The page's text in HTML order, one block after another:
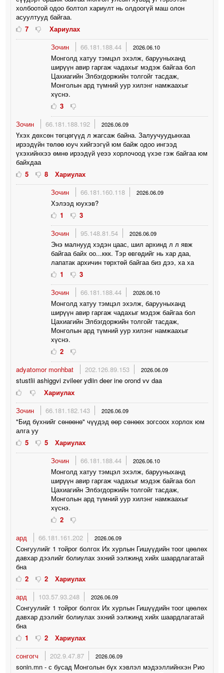
холбоотой одоо болтол хариулт нь олдоогүй маш олон
асуултууд байгаа.
7
Хариулах
Зочин
66.181.188.44 2026.06.10
Монголд хатуу тэмцэл эхэлж, барууныханд
ширүүн авир гаргаж чадахыг мэдэж байгаа бол
Цахиагийн Элбэгдоржийн толгойг тасдаж,
Монголын ард түмний уур хилэнг намжаахыг
хүснэ.
3
Зочин
66.181.188.192 2026.06.09
Үхэх дөхсөн төгцөгүүд л жагсаж байна. Залуучуудынхаа
ирээдүйн төлөө юуч хийгээгүй юм байж одоо ингээд
үхэхийнхээ өмнө ирээдүй үеээ хорлочоод үхэе гэж байгаа юм
байхдаа
5
8
Хариулах
Зочин
66.181.160.118 2026.06.09
Хэлээд юухэв?
1
3
Зочин
95.148.81.54 2026.06.09
Энэ малнууд хэдэн цаас, шил архинд л л явж
байгаа байх оо...ккк. Тэр өвгөдийг нь хар даа,
лапатак архичин төрхтөй байгаа биз дээ, ха ха
1
3
Зочин
66.181.188.44 2026.06.10
Монголд хатуу тэмцэл эхэлж, барууныханд
ширүүн авир гаргаж чадахыг мэдэж байгаа бол
Цахиагийн Элбэгдоржийн толгойг тасдаж,
Монголын ард түмний уур хилэнг намжаахыг
хүснэ.
2
adyatomor monhbat
202.126.89.153 2026.06.09
stustlii ashiggvi zvileer ydiin deer ine orond vv daa
Хариулах
Зочин
66.181.182.143 2026.06.09
"Бид бүхнийг сөнөөнө" чүүдэд өөр сөнөөх зогсоох хорлох юм
алга уу
5
5
Хариулах
Зочин
66.181.188.44 2026.06.10
Монголд хатуу тэмцэл эхэлж, барууныханд
ширүүн авир гаргаж чадахыг мэдэж байгаа бол
Цахиагийн Элбэгдоржийн толгойг тасдаж,
Монголын ард түмний уур хилэнг намжаахыг
хүснэ.
2
ард
66.181.161.202 2026.06.09
Сонгуулийг 1 тойрог болгох Их хурлын Гишүүдийн тоог цөөлөх
давхар дээлийг болиулах эхний ээлжинд хийх шаардлагатай
бна
2
2
Хариулах
ард
103.57.93.248 2026.06.09
Сонгуулийг 1 тойрог болгох Их хурлын Гишүүдийн тоог цөөлөх
давхар дээлийг болиулах эхний ээлжинд хийх шаардлагатай
бна
1
2
Хариулах
сонгогч
202.9.47.87 2026.06.09
sonin.mn - с бусад Монголын бүх хэвлэл мэдээллийнхэн Рио